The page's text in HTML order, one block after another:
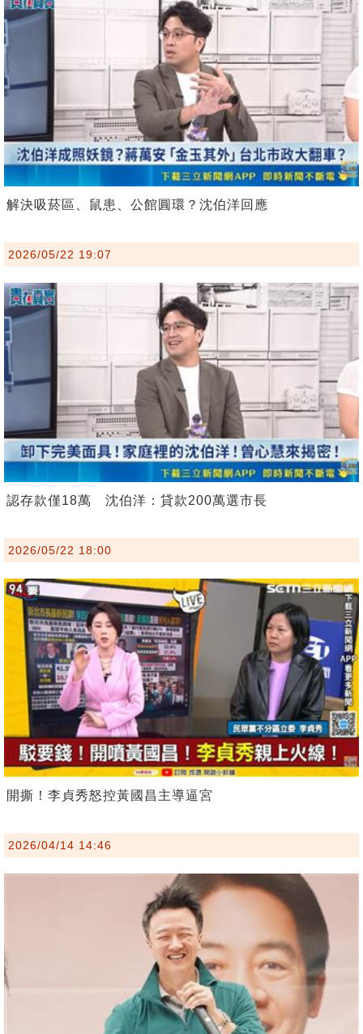
解決吸菸區、鼠患、公館圓環？沈伯洋回應
2026/05/22 19:07
認存款僅18萬 沈伯洋：貸款200萬選市長
2026/05/22 18:00
開撕！李貞秀怒控黃國昌主導逼宮
2026/04/14 14:46